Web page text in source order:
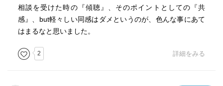
相談を受けた時の『傾聴』、そのポイントとしての『共
感』、but軽々しい同感はダメというのが、色んな事にあて
はまるなと思いました。
2 詳細をみる